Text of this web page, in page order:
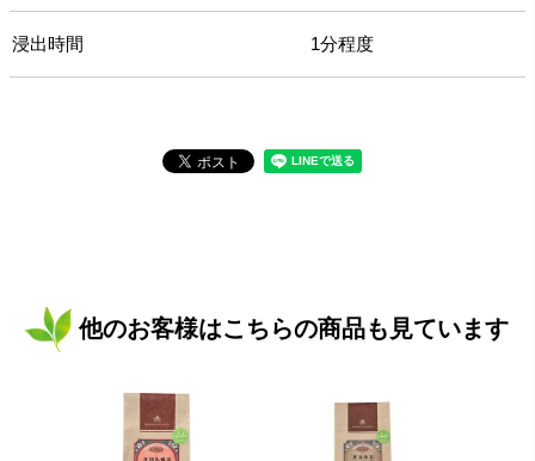
浸出時間 1分程度
他のお客様はこちらの商品も見ています